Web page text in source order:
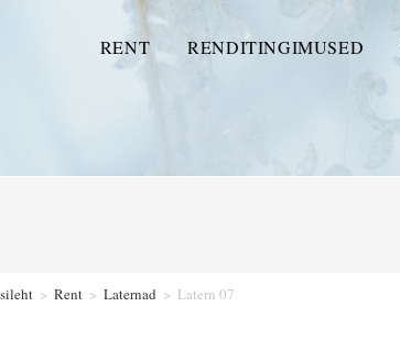
RENT RENDITINGIMUSED
> Rent > Laternad > Latern 07